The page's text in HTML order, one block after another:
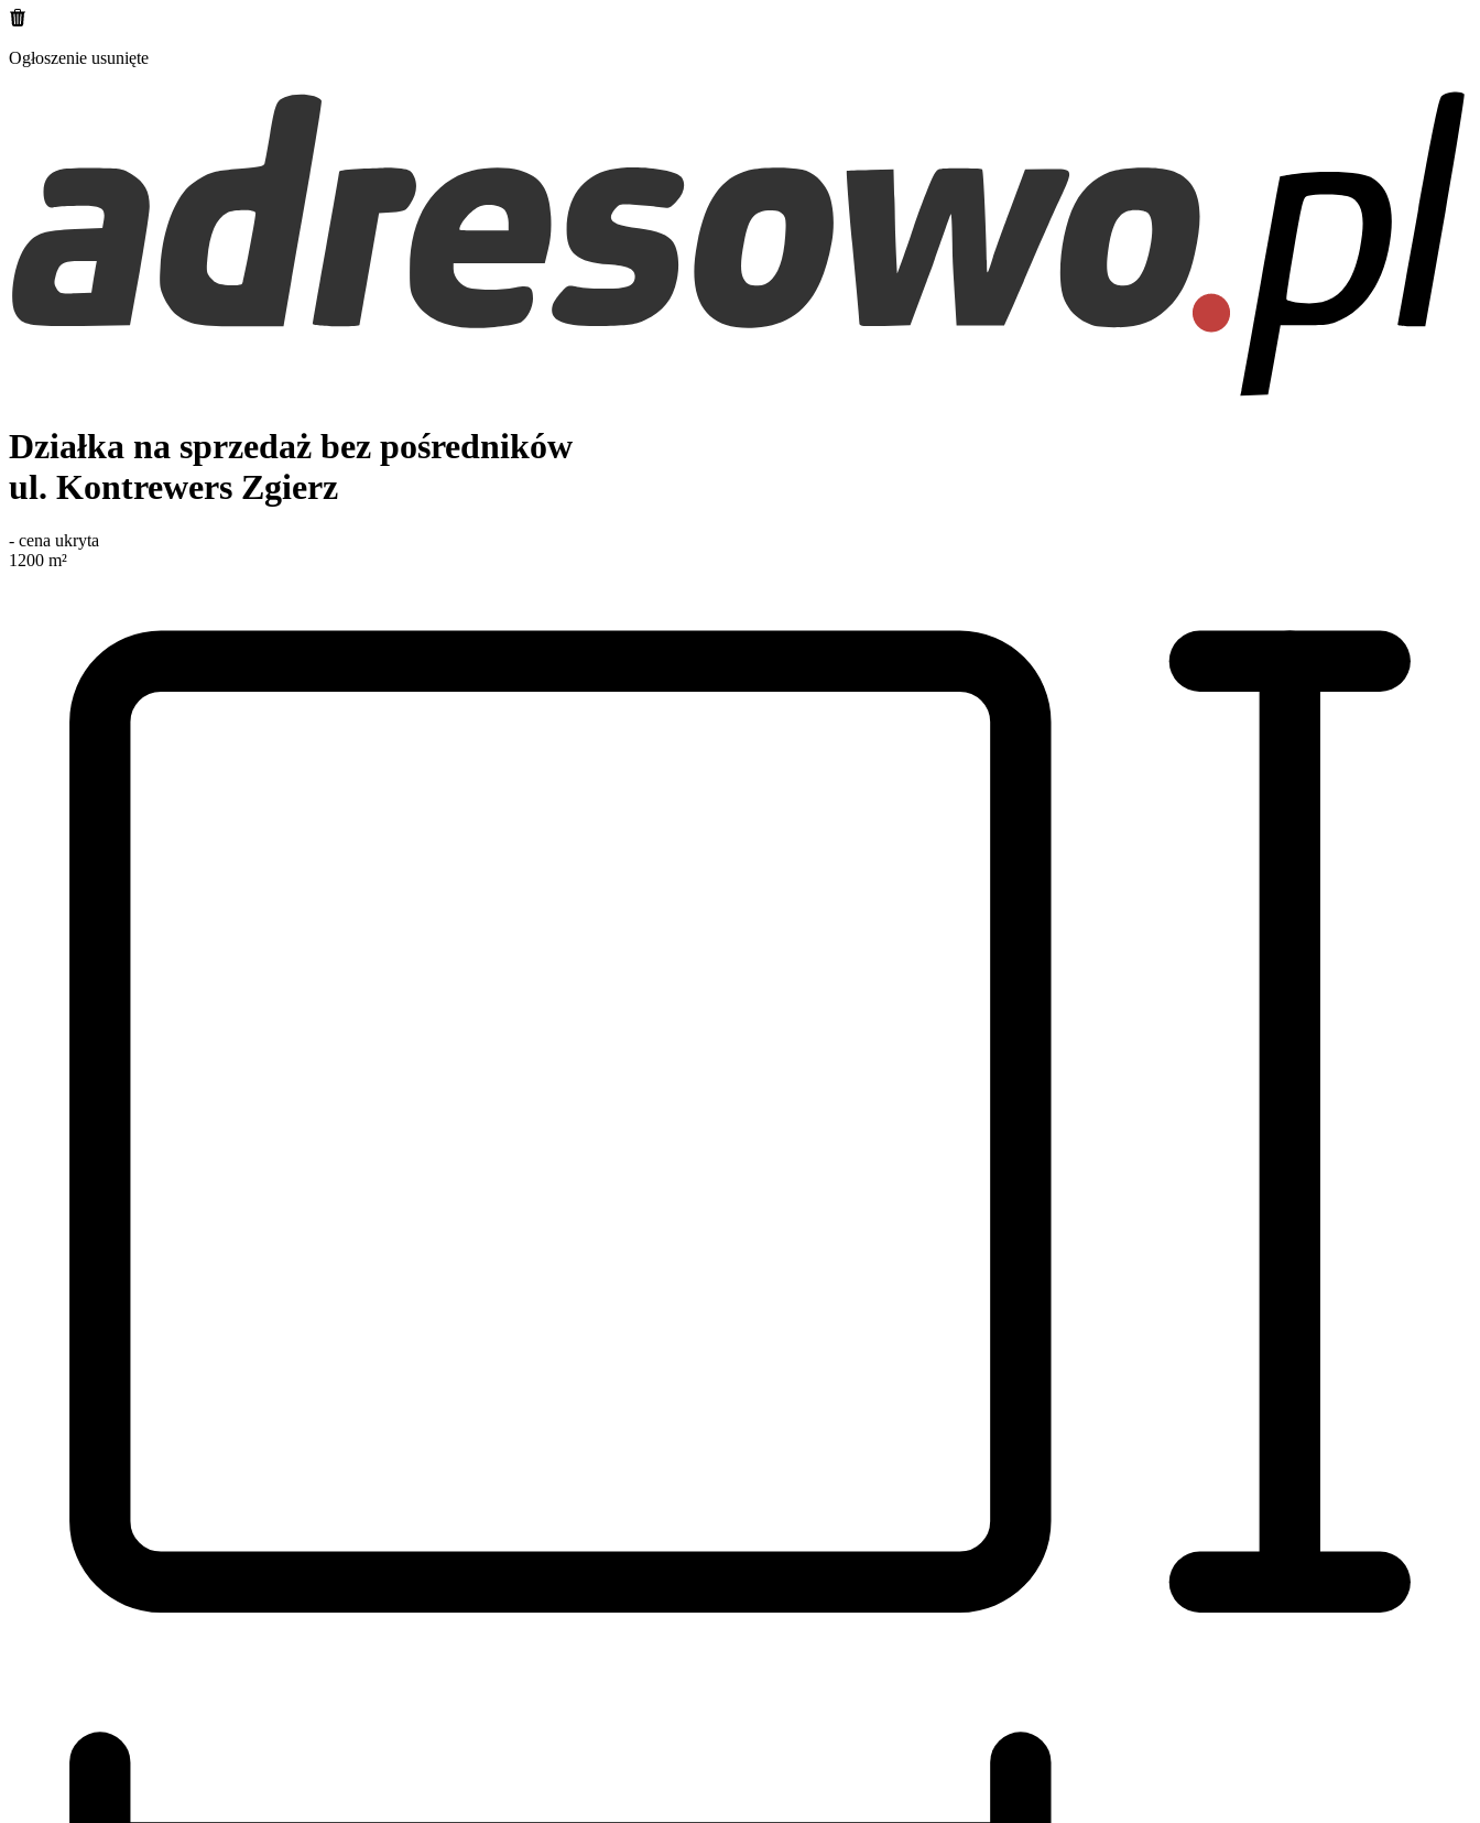
Ogłoszenie usunięte
Działka na sprzedaż bez pośredników
ul. Kontrewers Zgierz
- cena ukryta
1200 m²